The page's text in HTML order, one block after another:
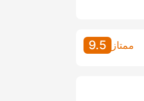
ممتاز 9.5